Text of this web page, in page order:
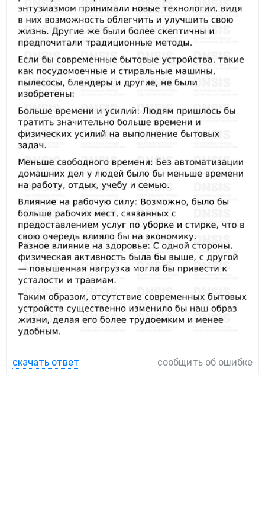
скачать ответ сообщить об ошибке